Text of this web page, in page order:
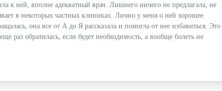
к ней, вполне адекватный врач. Лишнего ничего не предлагала, не
в некоторых частных клиниках. Лично у меня о ней хорошее
она все от А до Я рассказала и помогла от нее избавиться. Это
раз обратилась, если будет необходимость, а вообще болеть не